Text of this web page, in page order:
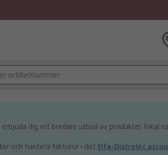
dig ett bredare utbud av produkter, lokal
och hantera fakturor i ditt Elfa-Distrelec